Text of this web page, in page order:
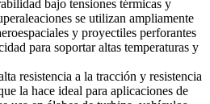
bajo tensiones térmicas y
se utilizan ampliamente
y proyectiles perforantes
para soportar altas temperaturas y
resistencia a la tracción y resistencia
la hace ideal para aplicaciones de